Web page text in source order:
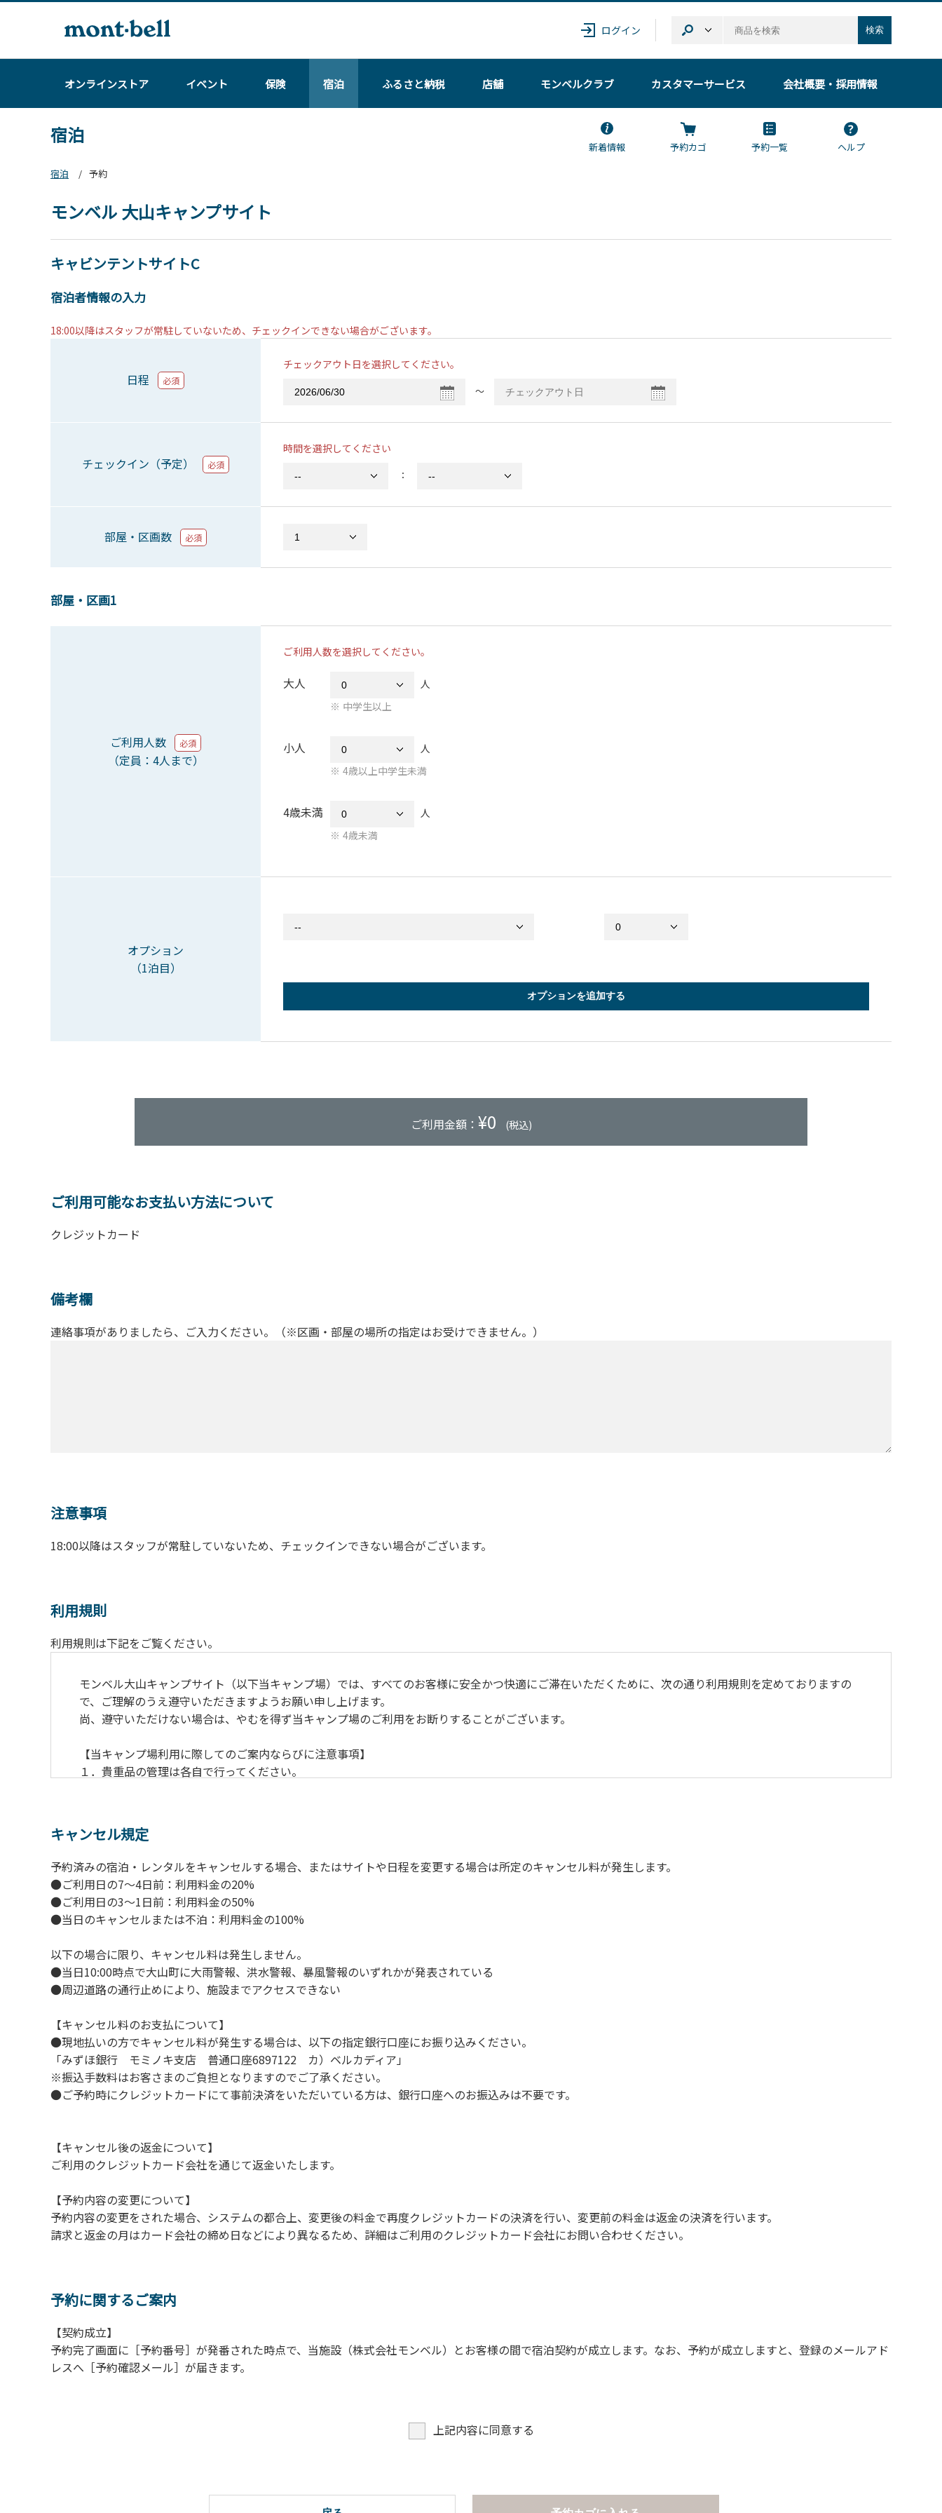
ログイン 検索
オンラインストア イベント 保険 宿泊 ふるさと納税 店舗 モンベルクラブ カスタマーサービス 会社概要・採用情報
宿泊
新着情報 予約カゴ 予約一覧
ヘルプ
宿泊
予約
モンベル 大山キャンプサイト
キャビンテントサイトC
宿泊者情報の入力
18:00以降はスタッフが常駐していないため、チェックインできない場合がございます。
日程 必須
チェックアウト日を選択してください。
〜
チェックイン（予定） 必須
時間を選択してください
：
部屋・区画数 必須
部屋・区画1
ご利用人数 必須
（定員：4人まで）
ご利用人数を選択してください。
大人
人
中学生以上
小人
人
4歳以上中学生未満
4歳未満
人
4歳未満
オプション
（1泊目）
オプションを追加する
ご利用金額： ¥0 (税込)
ご利用可能なお支払い方法について
クレジットカード
備考欄
連絡事項がありましたら、ご入力ください。（※区画・部屋の場所の指定はお受けできません。）
注意事項
18:00以降はスタッフが常駐していないため、チェックインできない場合がございます。
利用規則
利用規則は下記をご覧ください。
モンベル大山キャンプサイト（以下当キャンプ場）では、すべてのお客様に安全かつ快適にご滞在いただくために、次の通り利用規則を定めておりますの
で、ご理解のうえ遵守いただきますようお願い申し上げます。
尚、遵守いただけない場合は、やむを得ず当キャンプ場のご利用をお断りすることがございます。
【当キャンプ場利用に際してのご案内ならびに注意事項】
１．貴重品の管理は各自で行ってください。
４．当キャンプ場内を車で移動する場合は徐行運転（5ｋｍ/ｈ以下）を行なってください。
５．ゴミ（可燃）は指定のゴミ袋に分別した上で、指定の場所へ捨ててください。ビン・缶・ペットボトルおよび不燃ゴミは持ち帰りお願いします。
６．BBQ及び焚火台の灰につきましては鎮火を確認した上で指定の回収場所へ廃棄してください。
７．暴力団等反社会勢力及びその関係者ならびに公共の秩序、善良の風俗に反する恐れのある場合には、ご利用をお断りいたします。
８．不可抗力以外の事由により建造物、家具、備品、その他の物品を損傷、紛失、汚染させた場合には、相当額を弁償していただくことがあります。
９．当キャンプ場内（駐車場を含む）での事故や盗難などにつきましては、一切の責任を負いかねます。
１０．車中で宿泊される場合は、必ずエンジンを停止してください。
１１．他の宿泊者のご迷惑になりますので、21時～翌朝6時の間車輌移動はご遠慮ください。
１２．レンタル品は管理棟に返却してください。
１３．動物（ペット類）の同伴はご遠慮願います。（愛犬と宿泊可能なサイトは除く）
１４．キャンプ場内に喫煙所はございません。他のお客様のご迷惑にならないようにご配慮願います。
【当キャンプ場での禁止事項】
１．花火（手持ちや打ち上げなど全て）。
２．地面への直火、デッキ上での焚き火、BBQ、キャンプファイヤー。
３．硬いボールでの球技。（野球、キャッチボール・サッカーなど）
４．大きな音で音楽や楽器などを鳴らす行為。（ 但し貸切イベントは除く）
６．申込みされたサイト以外のサイトの利用や共用部（シャワー棟、水道など）の占有行為。
７．許可無く広告物の配布や掲示または物品の販売等を行なうこと 。
８．その他 周りに迷惑となるような行為（夜間の大声での談笑等）や他人に嫌悪感を与えるような行為。
【常設テント利用に際しての注意事項ならびに禁止事項】
１．全室禁煙です。
２．動物（ペット類）の同伴はご遠慮願います。
キャンセル規定
予約済みの宿泊・レンタルをキャンセルする場合、またはサイトや日程を変更する場合は所定のキャンセル料が発生します。
●ご利用日の7～4日前：利用料金の20%
●ご利用日の3～1日前：利用料金の50%
●当日のキャンセルまたは不泊：利用料金の100%
以下の場合に限り、キャンセル料は発生しません。
●当日10:00時点で大山町に大雨警報、洪水警報、暴風警報のいずれかが発表されている
●周辺道路の通行止めにより、施設までアクセスできない
【キャンセル料のお支払について】
●現地払いの方でキャンセル料が発生する場合は、以下の指定銀行口座にお振り込みください。
「みずほ銀行 モミノキ支店 普通口座6897122 カ）ベルカディア」
※振込手数料はお客さまのご負担となりますのでご了承ください。
●ご予約時にクレジットカードにて事前決済をいただいている方は、銀行口座へのお振込みは不要です。
【キャンセル後の返金について】
ご利用のクレジットカード会社を通じて返金いたします。
【予約内容の変更について】
予約内容の変更をされた場合、システムの都合上、変更後の料金で再度クレジットカードの決済を行い、変更前の料金は返金の決済を行います。
請求と返金の月はカード会社の締め日などにより異なるため、詳細はご利用のクレジットカード会社にお問い合わせください。
予約に関するご案内
【契約成立】
予約完了画面に［予約番号］が発番された時点で、当施設（株式会社モンベル）とお客様の間で宿泊契約が成立します。なお、予約が成立しますと、登録のメールアド
レスへ［予約確認メール］が届きます。
上記内容に同意する